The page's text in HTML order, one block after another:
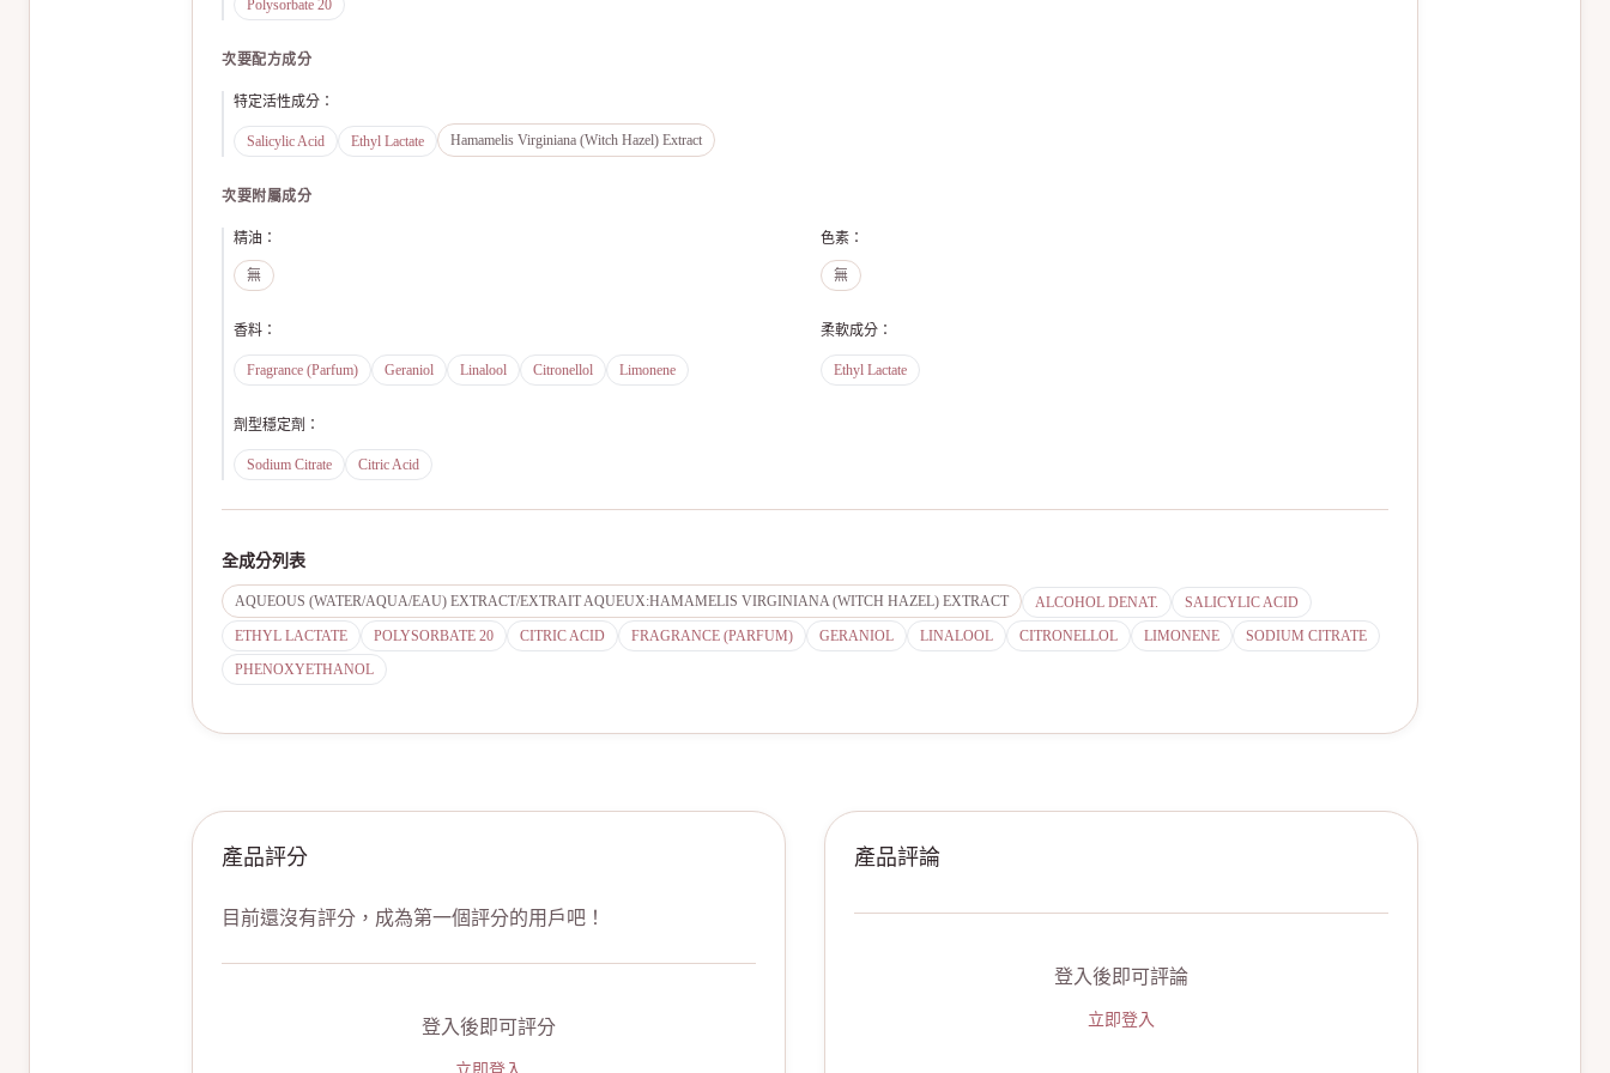
Polysorbate 20
次要配方成分
特定活性成分 ：
Salicylic Acid Ethyl Lactate Hamamelis Virginiana (Witch Hazel) Extract
次要附屬成分
精油 ：
無
色素 ：
無
香料 ：
Fragrance (Parfum) Geraniol Linalool Citronellol Limonene
柔軟成分 ：
Ethyl Lactate
劑型穩定劑 ：
Sodium Citrate Citric Acid
全成分列表
AQUEOUS (WATER/AQUA/EAU) EXTRACT/EXTRAIT AQUEUX:HAMAMELIS VIRGINIANA (WITCH HAZEL) EXTRACT ALCOHOL DENAT.
SALICYLIC ACID
ETHYL LACTATE
POLYSORBATE 20 CITRIC ACID FRAGRANCE (PARFUM) GERANIOL LINALOOL CITRONELLOL LIMONENE
SODIUM CITRATE
PHENOXYETHANOL
產品評分
目前還沒有評分，成為第一個評分的用戶吧！
登入後即可評分
產品評論
登入後即可評論
立即登入